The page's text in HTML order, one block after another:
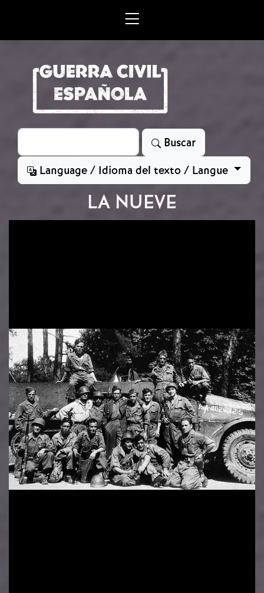
Search
Buscar
Language / Idioma del texto / Langue
LA NUEVE